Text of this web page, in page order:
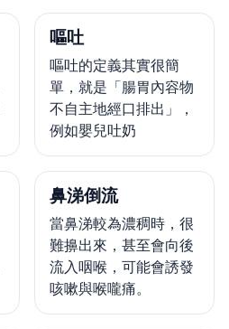
嘔吐
嘔吐的定義其實很簡
單，就是「腸胃內容物
不自主地經口排出」，
例如嬰兒吐奶
鼻涕倒流
當鼻涕較為濃稠時，很
難擤出來，甚至會向後
流入咽喉，可能會誘發
咳嗽與喉嚨痛。